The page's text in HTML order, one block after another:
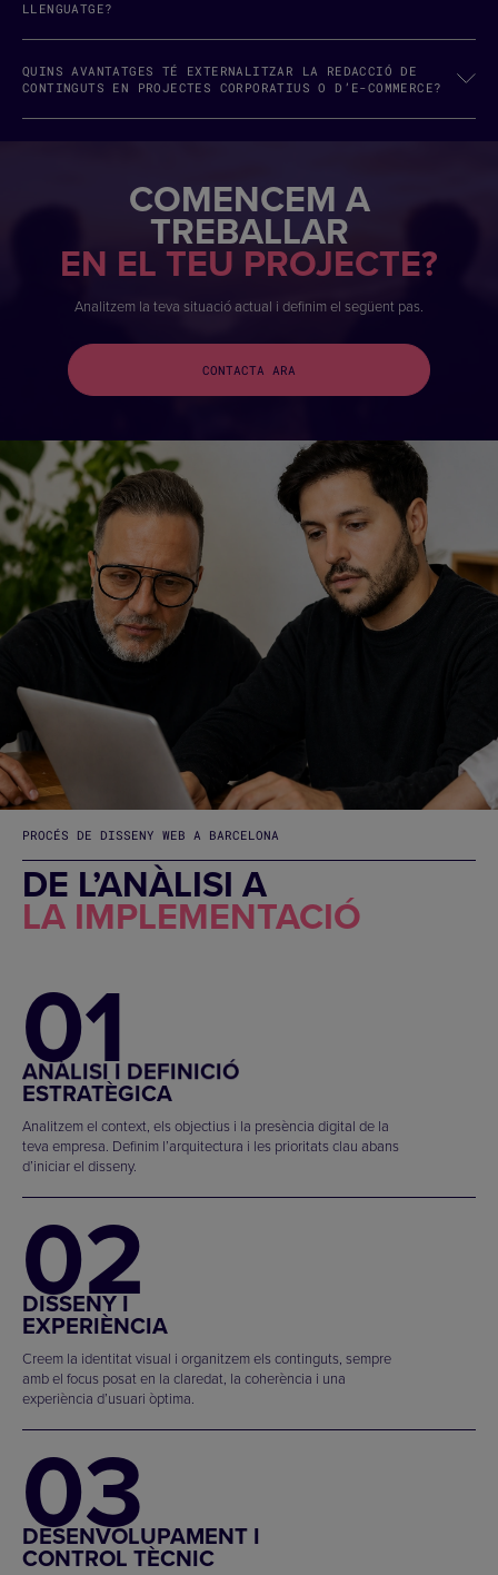
LLENGUATGE?
QUINS AVANTATGES TÉ EXTERNALITZAR LA REDACCIÓ DE
CONTINGUTS EN PROJECTES CORPORATIUS O D’E-COMMERCE?
COMENCEM A
TREBALLAR
EN EL TEU PROJECTE?
Analitzem la teva situació actual i definim el següent pas.
CONTACTA ARA
PROCÉS DE DISSENY WEB A BARCELONA
DE L’ANÀLISI A
LA IMPLEMENTACIÓ
01
ANÀLISI I DEFINICIÓ
ESTRATÈGICA
Analitzem el context, els objectius i la presència digital de la
teva empresa. Definim l’arquitectura i les prioritats clau abans
d’iniciar el disseny.
02
DISSENY I
EXPERIÈNCIA
Creem la identitat visual i organitzem els continguts, sempre
amb el focus posat en la claredat, la coherència i una
experiència d’usuari òptima.
03
DESENVOLUPAMENT I
CONTROL TÈCNIC